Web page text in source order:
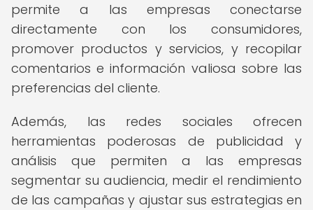
permite a las empresas conectarse
directamente con los consumidores,
promover productos y servicios, y recopilar
comentarios e información valiosa sobre las
preferencias del cliente.
Además, las redes sociales ofrecen
herramientas poderosas de publicidad y
análisis que permiten a las empresas
segmentar su audiencia, medir el rendimiento
de las campañas y ajustar sus estrategias en